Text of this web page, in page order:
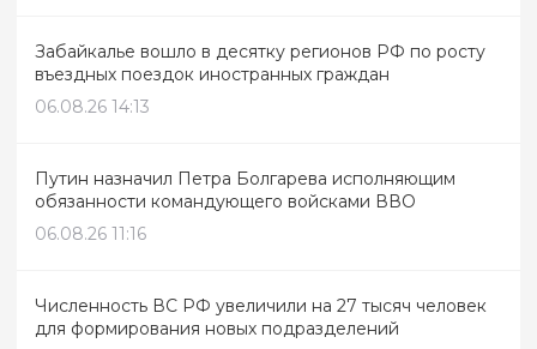
Забайкалье вошло в десятку регионов РФ по росту
въездных поездок иностранных граждан
06.08.26 14:13
Путин назначил Петра Болгарева исполняющим
обязанности командующего войсками ВВО
06.08.26 11:16
Численность ВС РФ увеличили на 27 тысяч человек
для формирования новых подразделений